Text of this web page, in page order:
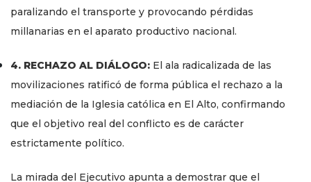
paralizando el transporte y provocando pérdidas
millanarias en el aparato productivo nacional.
4. RECHAZO AL DIÁLOGO: El ala radicalizada de las
movilizaciones ratificó de forma pública el rechazo a la
mediación de la Iglesia católica en El Alto, confirmando
que el objetivo real del conflicto es de carácter
estrictamente político.
La mirada del Ejecutivo apunta a demostrar que el